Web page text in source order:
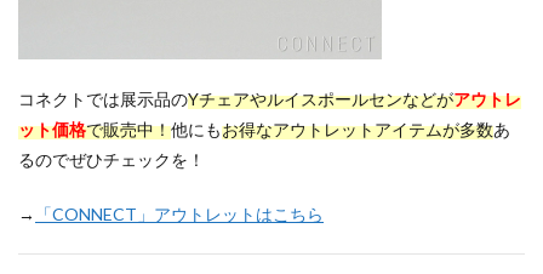
コネクトでは展示品のYチェアやルイスポールセンなどがアウトレ
ット価格で販売中！他にもお得なアウトレットアイテムが多数あ
るのでぜひチェックを！
→ 「CONNECT」アウトレットはこちら